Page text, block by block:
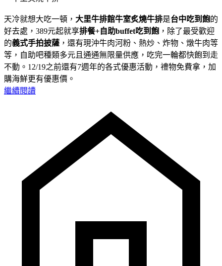
天冷就想大吃一頓， 大里牛排館牛室炙燒牛排是台中吃到飽的
好去處，389元起就享排餐+自助buffet吃到飽 ，除了最受歡迎
的義式手拍披薩 ，還有現沖牛肉河粉、熱炒、炸物、燉牛肉等
等，自助吧種類多元且通通無限量供應，吃完一輪都快飽到走
不動。12/19之前還有7週年的各式優惠活動，禮物免費拿，加
購海鮮更有優惠價。
繼續閱讀